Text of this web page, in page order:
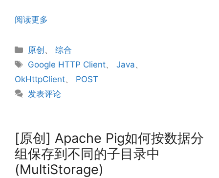
阅读更多
分
类
原创、综合
标
签
Google HTTP Client、Java、
OkHttpClient、 POST
发表评论
[原创] Apache Pig如何按数据分
组保存到不同的子目录中
(MultiStorage)